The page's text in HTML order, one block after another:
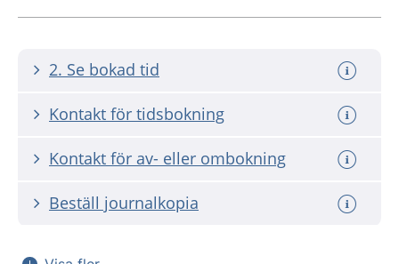
2. Se bokad tid
Kontakt för tidsbokning
Kontakt för av- eller ombokning
Beställ journalkopia